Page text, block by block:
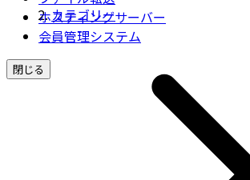
ホスティングサーバー
会員管理システム
閉じる
カテゴリー